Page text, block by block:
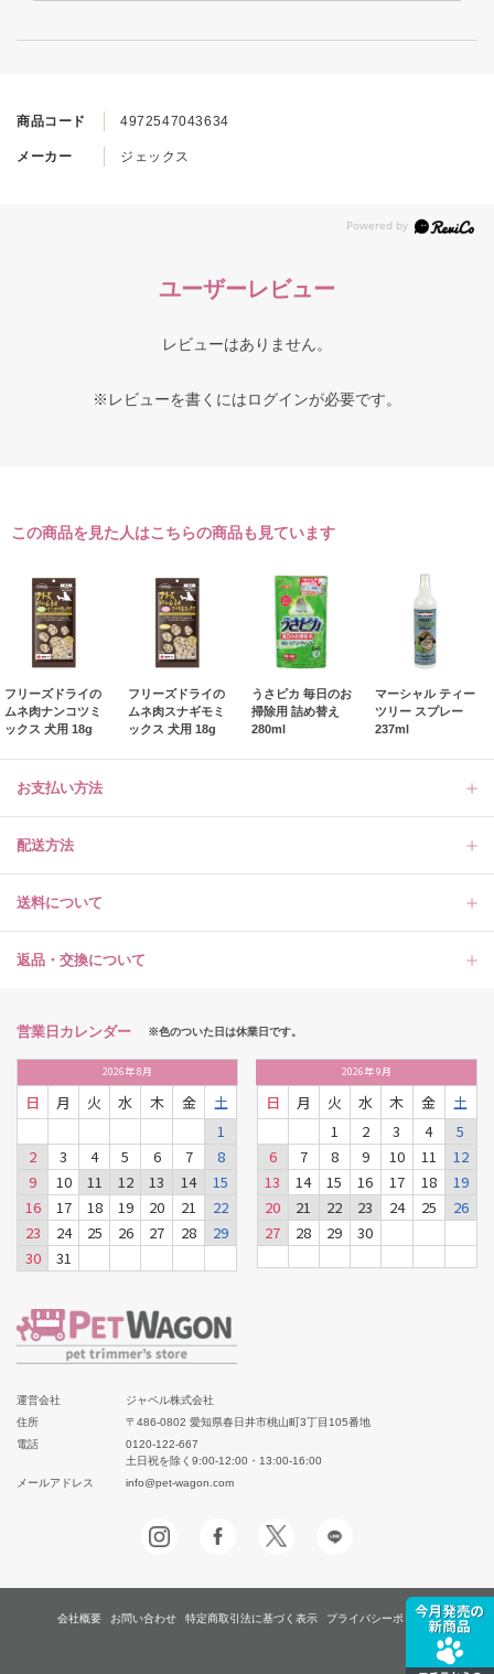
商品コード 4972547043634
メーカー ジェックス
ユーザーレビュー
レビューはありません。
※レビューを書くにはログインが必要です。
この商品を見た人はこちらの商品も見ています
フリーズドライの
ムネ肉ナンコツミ
ックス 犬用 18g
フリーズドライの
ムネ肉スナギモミ
ックス 犬用 18g
うさピカ 毎日のお
掃除用 詰め替え
280ml
マーシャル ティー
ツリー スプレー
237ml
お支払い方法
配送方法
送料について
返品・交換について
営業日カレンダー ※色のついた日は休業日です。
2026年8月
日 月 火 水 木 金
土
1
2
3 4 5 6 7
8
9
10 11 12 13 14
15
16
17 18 19 20 21
22
23
24 25 26 27 28
29
30
31
2026年9月
日 月 火 水 木 金
土
1
2 3 4
5
6
7 8 9 10 11
12
13
14 15 16 17 18
19
20
21 22 23 24 25
26
27
28 29 30
運営会社
ジャペル株式会社
住所
〒486-0802 愛知県春日井市桃山町3丁目105番地
電話
0120-122-667
土日祝を除く9:00-12:00・13:00-16:00
メールアドレス
info@pet-wagon.com
会社概要 お問い合わせ 特定商取引法に基づく表示 プライバシーポリシー